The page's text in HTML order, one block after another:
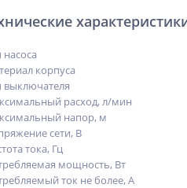
насоса
корпуса
выключателя
расход, л/мин
напор, м
сети, В
тока, Гц
мощность, Вт
ток не более, А